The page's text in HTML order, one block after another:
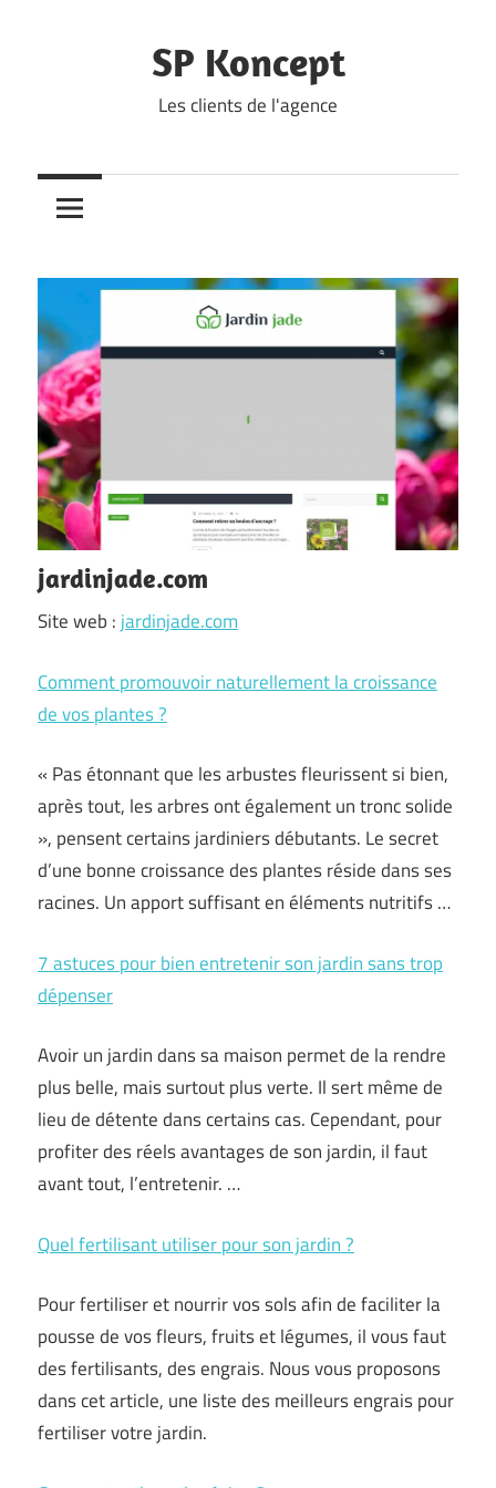
SP Koncept
Les clients de l'agence
jardinjade.com
Site web : jardinjade.com
Comment promouvoir naturellement la croissance
de vos plantes ?
« Pas étonnant que les arbustes fleurissent si bien,
après tout, les arbres ont également un tronc solide
», pensent certains jardiniers débutants. Le secret
d’une bonne croissance des plantes réside dans ses
racines. Un apport suffisant en éléments nutritifs …
7 astuces pour bien entretenir son jardin sans trop
dépenser
Avoir un jardin dans sa maison permet de la rendre
plus belle, mais surtout plus verte. Il sert même de
lieu de détente dans certains cas. Cependant, pour
profiter des réels avantages de son jardin, il faut
avant tout, l’entretenir. …
Quel fertilisant utiliser pour son jardin ?
Pour fertiliser et nourrir vos sols afin de faciliter la
pousse de vos fleurs, fruits et légumes, il vous faut
des fertilisants, des engrais. Nous vous proposons
dans cet article, une liste des meilleurs engrais pour
fertiliser votre jardin.